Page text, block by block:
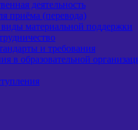
деятельность
приёма (перевода)
материальной поддержки
и требования
в образовательной